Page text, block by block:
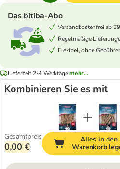
Das bitiba-Abo
Versandkostenfrei ab
Regelmäßige
Flexibel, ohne
Lieferzeit 2-4 Werktagemehr...
Kombinieren Sie es mit
Gesamtpreis
0,00 €
Alles in den
Warenkorb